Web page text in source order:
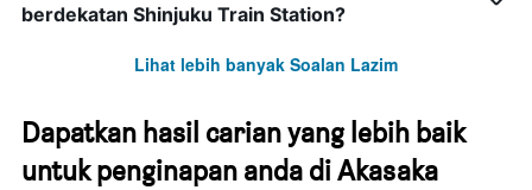
berdekatan Shinjuku Train Station?
Lihat lebih banyak Soalan Lazim
Dapatkan hasil carian yang lebih baik
untuk penginapan anda di Akasaka